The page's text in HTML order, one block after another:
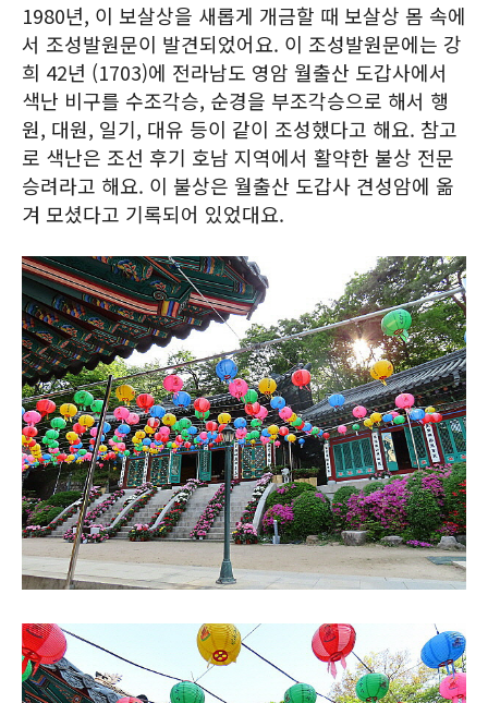
1980년, 이 보살상을 새롭게 개금할 때 보살상 몸 속에
서 조성발원문이 발견되었어요. 이 조성발원문에는 강
희 42년 (1703)에 전라남도 영암 월출산 도갑사에서
색난 비구를 수조각승, 순경을 부조각승으로 해서 행
원, 대원, 일기, 대유 등이 같이 조성했다고 해요. 참고
로 색난은 조선 후기 호남 지역에서 활약한 불상 전문
승려라고 해요. 이 불상은 월출산 도갑사 견성암에 옮
겨 모셨다고 기록되어 있었대요.